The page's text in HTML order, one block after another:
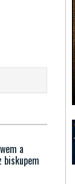
a
biskupem